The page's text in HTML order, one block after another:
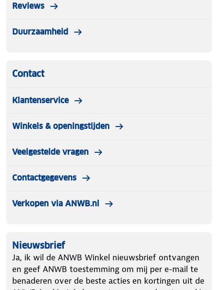
Reviews
Duurzaamheid
Contact
Klantenservice
Winkels & openingstijden
Veelgestelde vragen
Contactgegevens
Verkopen via ANWB.nl
Nieuwsbrief
Ja, ik wil de ANWB Winkel nieuwsbrief ontvangen
en geef ANWB toestemming om mij per e-mail te
benaderen over de beste acties en kortingen uit de